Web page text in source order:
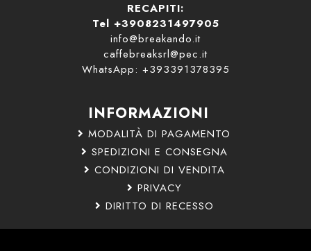
RECAPITI:
Tel +3908231497905
info@breakando.it
caffebreaksrl@pec.it
WhatsApp: +393391378395
INFORMAZIONI
MODALITÀ DI PAGAMENTO
SPEDIZIONI E CONSEGNA
CONDIZIONI DI VENDITA
PRIVACY
DIRITTO DI RECESSO